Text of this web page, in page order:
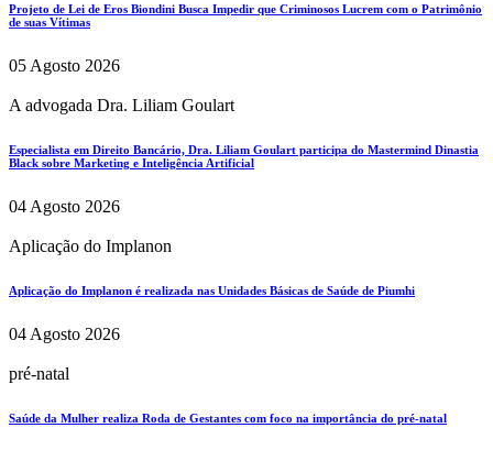
Projeto de Lei de Eros Biondini Busca Impedir que Criminosos Lucrem com o Patrimônio
de suas Vítimas
05 Agosto 2026
A advogada Dra. Liliam Goulart
Especialista em Direito Bancário, Dra. Liliam Goulart participa do Mastermind Dinastia
Black sobre Marketing e Inteligência Artificial
04 Agosto 2026
Aplicação do Implanon
Aplicação do Implanon é realizada nas Unidades Básicas de Saúde de Piumhi
04 Agosto 2026
pré-natal
Saúde da Mulher realiza Roda de Gestantes com foco na importância do pré-natal